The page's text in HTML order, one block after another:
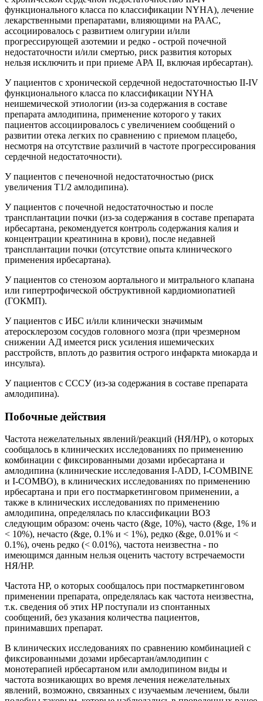
функционального класса по классификации NYHA), лечение
лекарственными препаратами, влияющими на РААС,
ассоциировалось с развитием олигурии и/или
прогрессирующей азотемии и редко - острой почечной
недостаточности и/или смертью, риск развития которых
нельзя исключить и при приеме АРА II, включая ирбесартан).
У пациентов с хронической сердечной недостаточностью II-IV
функционального класса по классификации NYHA
неишемической этиологии (из-за содержания в составе
препарата амлодипина, применение которого у таких
пациентов ассоциировалось с увеличением сообщений о
развитии отека легких по сравнению с приемом плацебо,
несмотря на отсутствие различий в частоте прогрессирования
сердечной недостаточности).
У пациентов с печеночной недостаточностью (риск
увеличения T1/2 амлодипина).
У пациентов с почечной недостаточностью и после
трансплантации почки (из-за содержания в составе препарата
ирбесартана, рекомендуется контроль содержания калия и
концентрации креатинина в крови), после недавней
трансплантации почки (отсутствие опыта клинического
применения ирбесартана).
У пациентов со стенозом аортального и митрального клапана
или гипертрофической обструктивной кардиомиопатией
(ГОКМП).
У пациентов с ИБС и/или клинически значимым
атеросклерозом сосудов головного мозга (при чрезмерном
снижении АД имеется риск усиления ишемических
расстройств, вплоть до развития острого инфаркта миокарда и
инсульта).
У пациентов с СССУ (из-за содержания в составе препарата
амлодипина).
Побочные действия
Частота нежелательных явлений/реакций (НЯ/НР), о которых
сообщалось в клинических исследованиях по применению
комбинации с фиксированными дозами ирбесартана и
амлодипина (клинические исследования I-ADD, I-СОМВINЕ
и I-COMBO), в клинических исследованиях по применению
ирбесартана и при его постмаркетинговом применении, а
также в клинических исследованиях по применению
амлодипина, определялась по классификации ВОЗ
следующим образом: очень часто (&ge, 10%), часто (&ge, 1% и
< 10%), нечасто (&ge, 0.1% и < 1%), редко (&ge, 0.01% и <
0.1%), очень редко (< 0.01%), частота неизвестна - по
имеющимся данным нельзя оценить частоту встречаемости
НЯ/НР.
Частота HP, о которых сообщалось при постмаркетинговом
применении препарата, определялась как частота неизвестна,
т.к. сведения об этих HP поступали из спонтанных
сообщений, без указания количества пациентов,
принимавших препарат.
В клинических исследованиях по сравнению комбинацией с
фиксированными дозами ирбесартан/амлодипин с
монотерапией ирбесартаном или амлодипином виды и
частота возникающих во время лечения нежелательных
явлений, возможно, связанных с изучаемым лечением, были